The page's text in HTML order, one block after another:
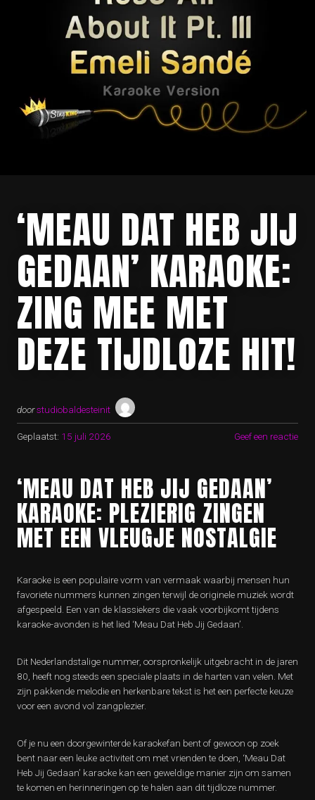
‘MEAU DAT HEB JIJ
GEDAAN’ KARAOKE:
ZING MEE MET
DEZE TIJDLOZE HIT!
doorstudiobaldesteinit
Geplaatst: 15 juli 2026 Geef een reactie
‘MEAU DAT HEB JIJ GEDAAN’
KARAOKE: PLEZIERIG ZINGEN
MET EEN VLEUGJE NOSTALGIE
Karaoke is een populaire vorm van vermaak waarbij mensen hun
favoriete nummers kunnen zingen terwijl de originele muziek wordt
afgespeeld. Een van de klassiekers die vaak voorbijkomt tijdens
karaoke-avonden is het lied ‘Meau Dat Heb Jij Gedaan’.
Dit Nederlandstalige nummer, oorspronkelijk uitgebracht in de jaren
80, heeft nog steeds een speciale plaats in de harten van velen. Met
zijn pakkende melodie en herkenbare tekst is het een perfecte keuze
voor een avond vol zangplezier.
Of je nu een doorgewinterde karaokefan bent of gewoon op zoek
bent naar een leuke activiteit om met vrienden te doen, ‘Meau Dat
Heb Jij Gedaan’ karaoke kan een geweldige manier zijn om samen
te komen en herinneringen op te halen aan dit tijdloze nummer.